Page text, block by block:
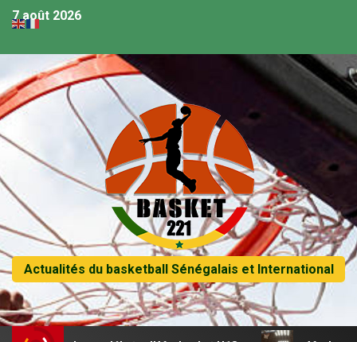
7 août 2026
Actualités du basketball Sénégalais et International